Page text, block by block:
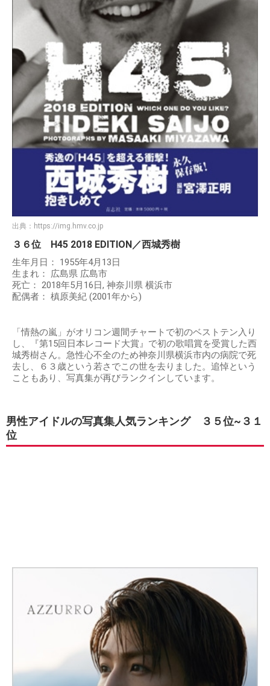
出典： https://img.hmv.co.jp
３６位 H45 2018 EDITION／西城秀樹
生年月日： 1955年4月13日
生まれ： 広島県 広島市
死亡： 2018年5月16日, 神奈川県 横浜市
配偶者： 槙原美紀 (2001年から)
「情熱の嵐」がオリコン週間チャートで初のベストテン入り
し、『第15回日本レコード大賞』で初の歌唱賞を受賞した西
城秀樹さん。急性心不全のため神奈川県横浜市内の病院で死
去し、６３歳という若さでこの世を去りました。追悼という
こともあり、写真集が再びランクインしています。
男性アイドルの写真集人気ランキング ３５位~３１
位